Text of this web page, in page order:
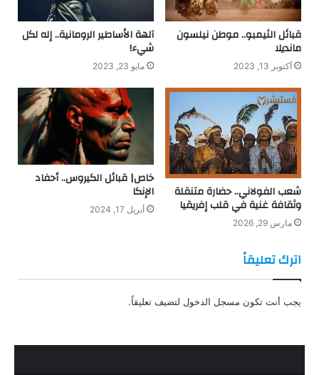
قبائل الثيمبو.. موطن نيلسون
مانديلا
أكتوبر 13, 2023
آلهة الأساطير الرومانية.. إله لكل
شيء!
مايو 23, 2023
شعب الفولاني.. حضارة متنقلة
وثقافة غنية في قلب إفريقيا
مارس 29, 2026
خاص| قبائل الكيروس.. أحفاد
الإنكا
أبريل 17, 2024
اترك تعليقاً
يجب أنت تكون مسجل الدخول لتضيف تعليقاً.